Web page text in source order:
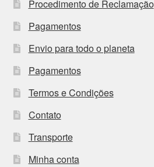
Procedimento de Reclamação
Pagamentos
Envio para todo o planeta
Pagamentos
Termos e Condições
Contato
Transporte
Minha conta